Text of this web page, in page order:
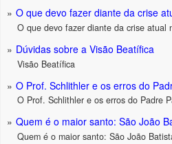
O que devo fazer diante da crise
O que devo fazer diante da crise atual
Dúvidas sobre a Visão Beatífica
Visão Beatífica
O Prof. Schlithler e os erros do
O Prof. Schlithler e os erros do Padre
Quem é o maior santo: São João
Quem é o maior santo: São João